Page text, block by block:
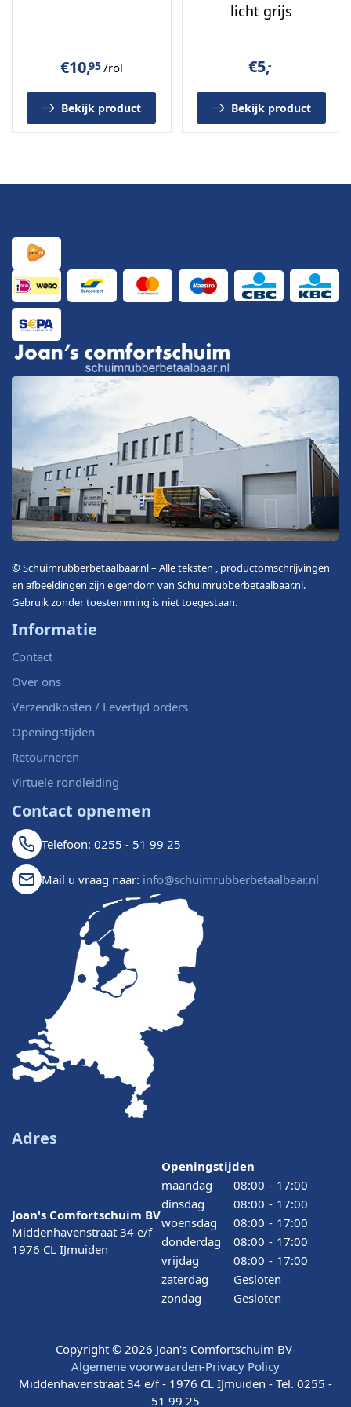
€10,95/rol
Bekijk product
licht grijs
€5,-
Bekijk product
© Schuimrubberbetaalbaar.nl – Alle teksten , productomschrijvingen
en afbeeldingen zijn eigendom van Schuimrubberbetaalbaar.nl.
Gebruik zonder toestemming is niet toegestaan.
Informatie
Contact
Over ons
Verzendkosten / Levertijd orders
Openingstijden
Retourneren
Virtuele rondleiding
Contact opnemen
Telefoon: 0255 - 51 99 25
Mail u vraag naar: info@schuimrubberbetaalbaar.nl
Adres
Joan's Comfortschuim BV
Middenhavenstraat 34 e/f
1976 CL IJmuiden
Openingstijden
maandag
08:00 - 17:00
dinsdag
08:00 - 17:00
woensdag
08:00 - 17:00
donderdag
08:00 - 17:00
vrijdag
08:00 - 17:00
zaterdag
Gesloten
zondag
Gesloten
Copyright © 2026 Joan's Comfortschuim BV-
Algemene voorwaarden-Privacy Policy
Middenhavenstraat 34 e/f - 1976 CL IJmuiden - Tel. 0255 -
51 99 25